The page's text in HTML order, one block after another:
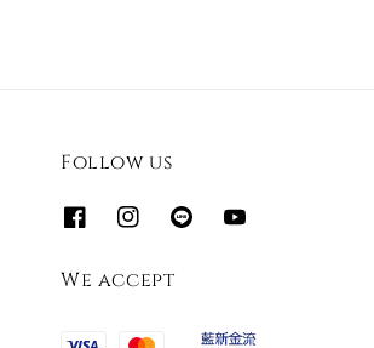
Follow us
We accept